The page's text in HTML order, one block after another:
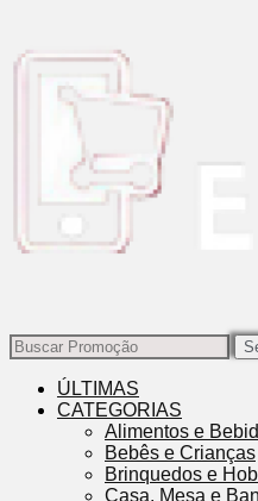
ÚLTIMAS
CATEGORIAS
Alimentos e
Bebês e Crianças
Brinquedos e
Casa, Mesa e